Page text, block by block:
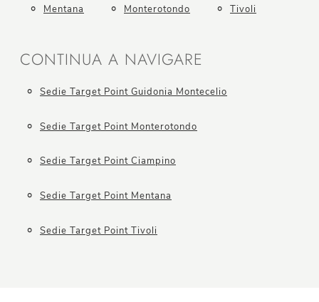
Mentana Monterotondo Tivoli
CONTINUA A NAVIGARE
Sedie Target Point Guidonia Montecelio
Sedie Target Point Monterotondo
Sedie Target Point Ciampino
Sedie Target Point Mentana
Sedie Target Point Tivoli